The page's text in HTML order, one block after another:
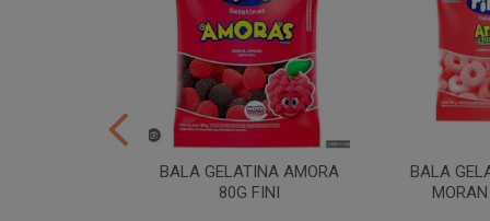
BALA GELATINA AMORA
80G FINI
BALA